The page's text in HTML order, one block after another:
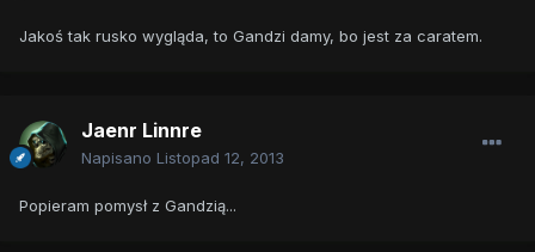
Jakoś tak rusko wygląda, to Gandzi damy, bo jest za caratem.
Jaenr Linnre
Napisano Listopad 12, 2013
Popieram pomysł z Gandzią...